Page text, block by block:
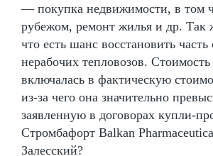
— покупка недвижимости, в том
рубежом, ремонт жилья и др. Так
что есть шанс восстановить часть
нерабочих тепловозов. Стоимость
включалась в фактическую
из-за чего она значительно
заявленную в договорах купли-
Стромбафорт Balkan
Залесский?